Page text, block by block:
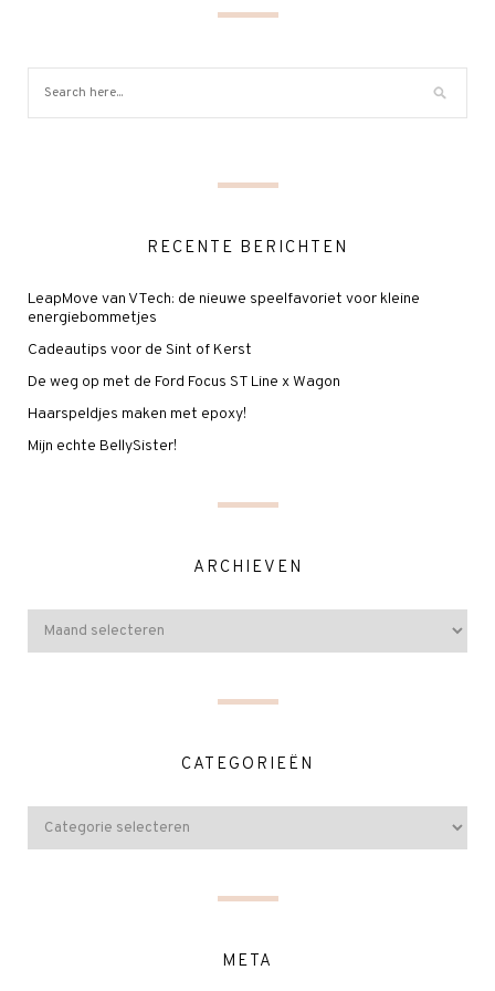
RECENTE BERICHTEN
LeapMove van VTech: de nieuwe speelfavoriet voor kleine
energiebommetjes
Cadeautips voor de Sint of Kerst
De weg op met de Ford Focus ST Line x Wagon
Haarspeldjes maken met epoxy!
Mijn echte BellySister!
ARCHIEVEN
CATEGORIEËN
META